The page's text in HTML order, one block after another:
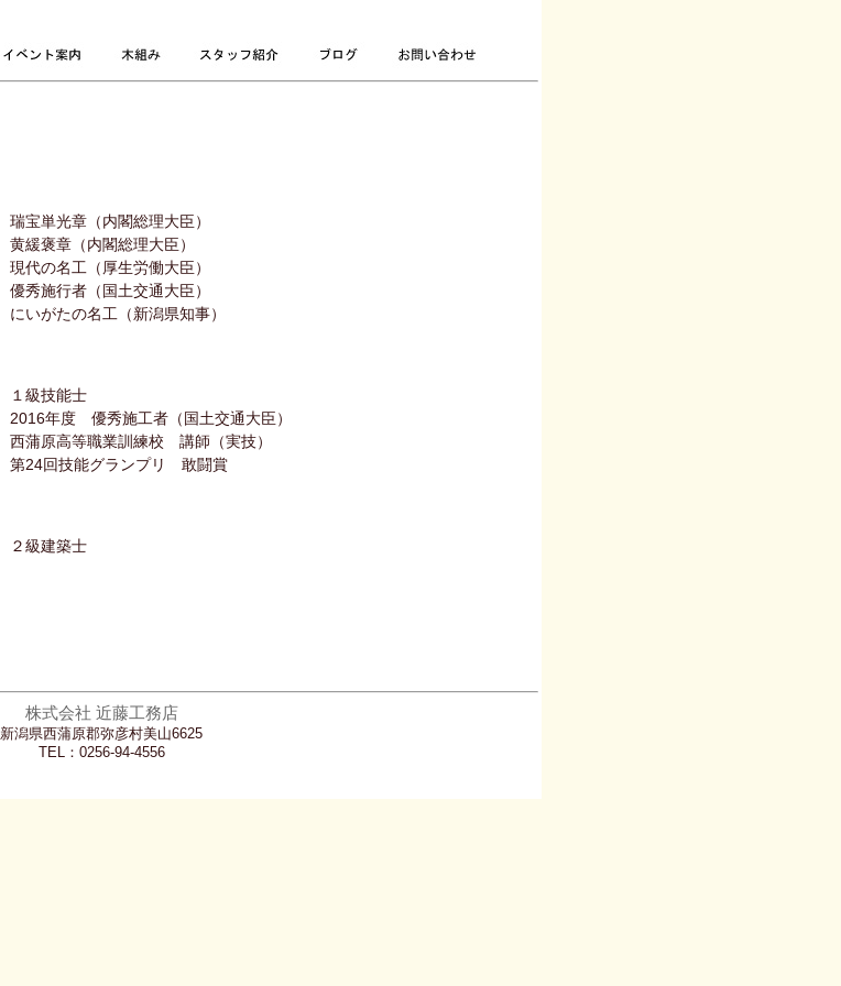
瑞宝単光章（内閣総理大臣）
黄緩褒章（内閣総理大臣）
現代の名工（厚生労働大臣）
優秀施行者（国土交通大臣）
にいがたの名工（新潟県知事）
１級技能士
2016年度 優秀施工者（国土交通大臣）
西蒲原高等職業訓練校 講師（実技）
第24回技能グランプリ 敢闘賞
２級建築士
株式会社 近藤工務店
新潟県西蒲原郡弥彦村美山6625
TEL：0256-94-4556